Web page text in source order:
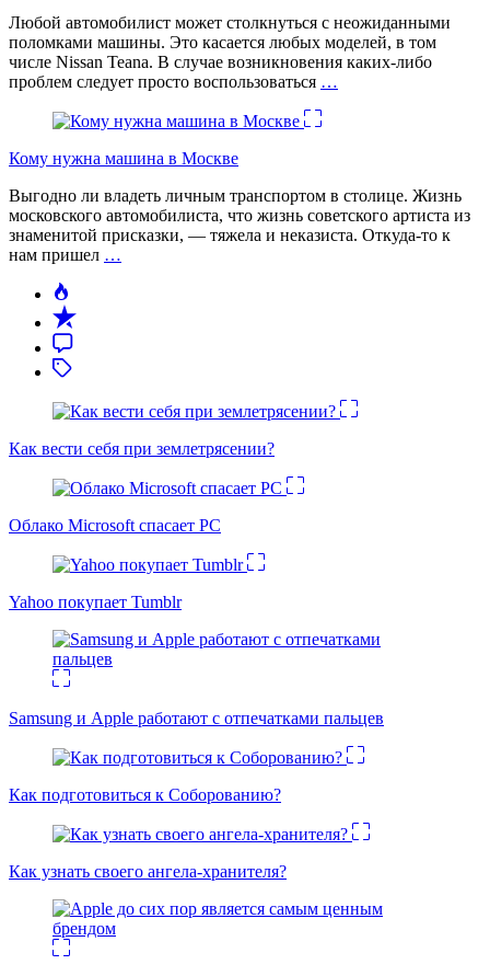
Любой автомобилист может столкнуться с неожиданными
поломками машины. Это касается любых моделей, в том
числе Nissan Teana. В случае возникновения каких-либо
проблем следует просто воспользоваться …
Кому нужна машина в Москве
Выгодно ли владеть личным транспортом в столице. Жизнь
московского автомобилиста, что жизнь советского артиста из
знаменитой присказки, — тяжела и неказиста. Откуда-то к
нам пришел …
Как вести себя при землетрясении?
Облако Microsoft спасает PC
Yahoo покупает Tumblr
Samsung и Apple работают с отпечатками пальцев
Как подготовиться к Соборованию?
Как узнать своего ангела-хранителя?